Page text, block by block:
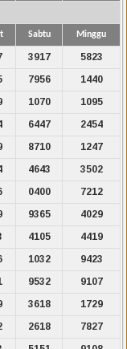
Sabtu Minggu
3917
5823
7956
1440
1070
1095
6447
2454
8710
1247
4643
3502
0400
7212
9365
4029
4105
4419
1032
9423
9532
9107
3618
1729
2618
7827